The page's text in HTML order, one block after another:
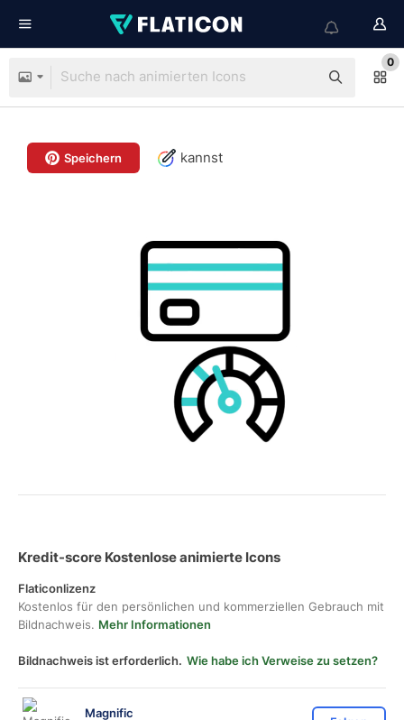
0
Speichern kannst
Kredit-score Kostenlose animierte Icons
Flaticonlizenz
Kostenlos für den persönlichen und kommerziellen Gebrauch mit
Bildnachweis. Mehr Informationen
Bildnachweis ist erforderlich. Wie habe ich Verweise zu setzen?
Magnific